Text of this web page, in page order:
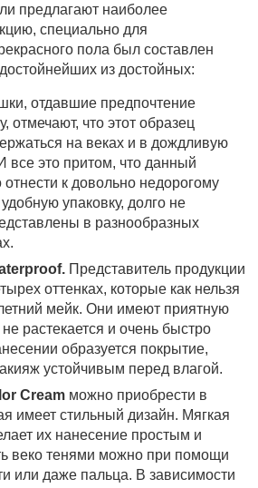
предлагают наиболее
специально для
пола был составлен
из достойных:
отдавшие предпочтение
отмечают, что этот образец
на веках и в дождливую
все это притом, что данный
к довольно недорогому
упаковку, долго не
в разнообразных
Представитель продукции
оттенках, которые как нельзя
мейк. Они имеют приятную
не растекается и очень быстро
образуется покрытие,
устойчивым перед влагой.
Cream можно приобрести в
имеет стильный дизайн. Мягкая
их нанесение простым и
веко тенями можно при помощи
или даже пальца. В зависимости